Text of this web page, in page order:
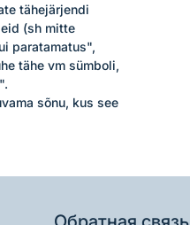
tähejärjendi
(sh mitte
paratamatus",
tähe vm sümboli,
sõnu, kus see